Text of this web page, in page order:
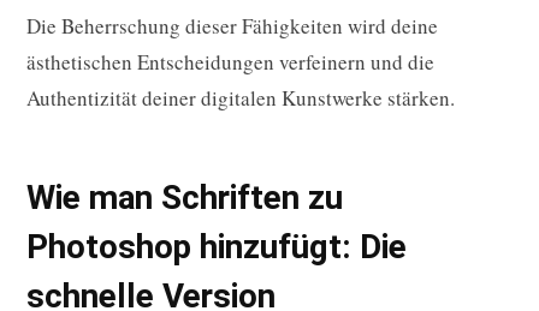
Die Beherrschung dieser Fähigkeiten wird deine
ästhetischen Entscheidungen verfeinern und die
Authentizität deiner digitalen Kunstwerke stärken.
Wie man Schriften zu
Photoshop hinzufügt: Die
schnelle Version